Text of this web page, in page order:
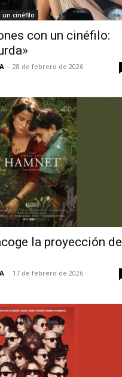
un cinéfilo
con un cinéfilo:
- 28 de febrero de 2026
la proyección de
- 17 de febrero de 2026